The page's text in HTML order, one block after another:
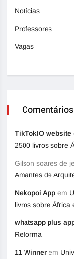
Notícias
Professores
Vagas
Comentários
TikTokIO website
2500 livros sobre
Gilson soares de
Amantes de
Nekopoi App em
livros sobre África
whatsapp plus
Reforma
11 Winner em